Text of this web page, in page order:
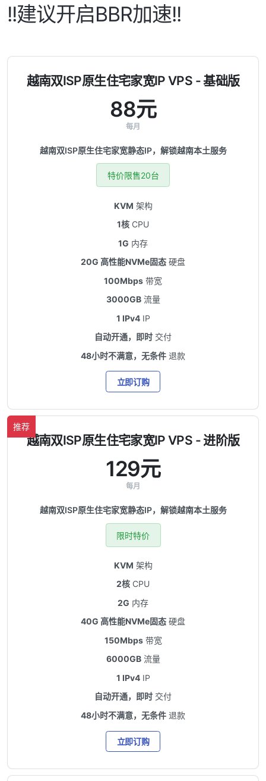
!!建议开启BBR加速!!
越南双ISP原生住宅家宽IP VPS - 基础版
88元
每月
越南双ISP原生住宅家宽静态IP，解锁越南本土服务
特价限售20台
KVM 架构
1核 CPU
1G 内存
20G 高性能NVMe固态 硬盘
100Mbps 带宽
3000GB流量
1 IPv4IP
自动开通，即时 交付
48小时不满意，无条件 退款
立即订购
推荐
越南双ISP原生住宅家宽IP VPS - 进阶版
129元
每月
越南双ISP原生住宅家宽静态IP，解锁越南本土服务
限时特价
KVM 架构
2核 CPU
2G 内存
40G 高性能NVMe固态 硬盘
150Mbps带宽
6000GB流量
1 IPv4IP
自动开通，即时 交付
48小时不满意，无条件 退款
立即订购